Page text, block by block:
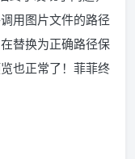
用图片文件的路径
替换为正确路径保
也正常了！菲菲终